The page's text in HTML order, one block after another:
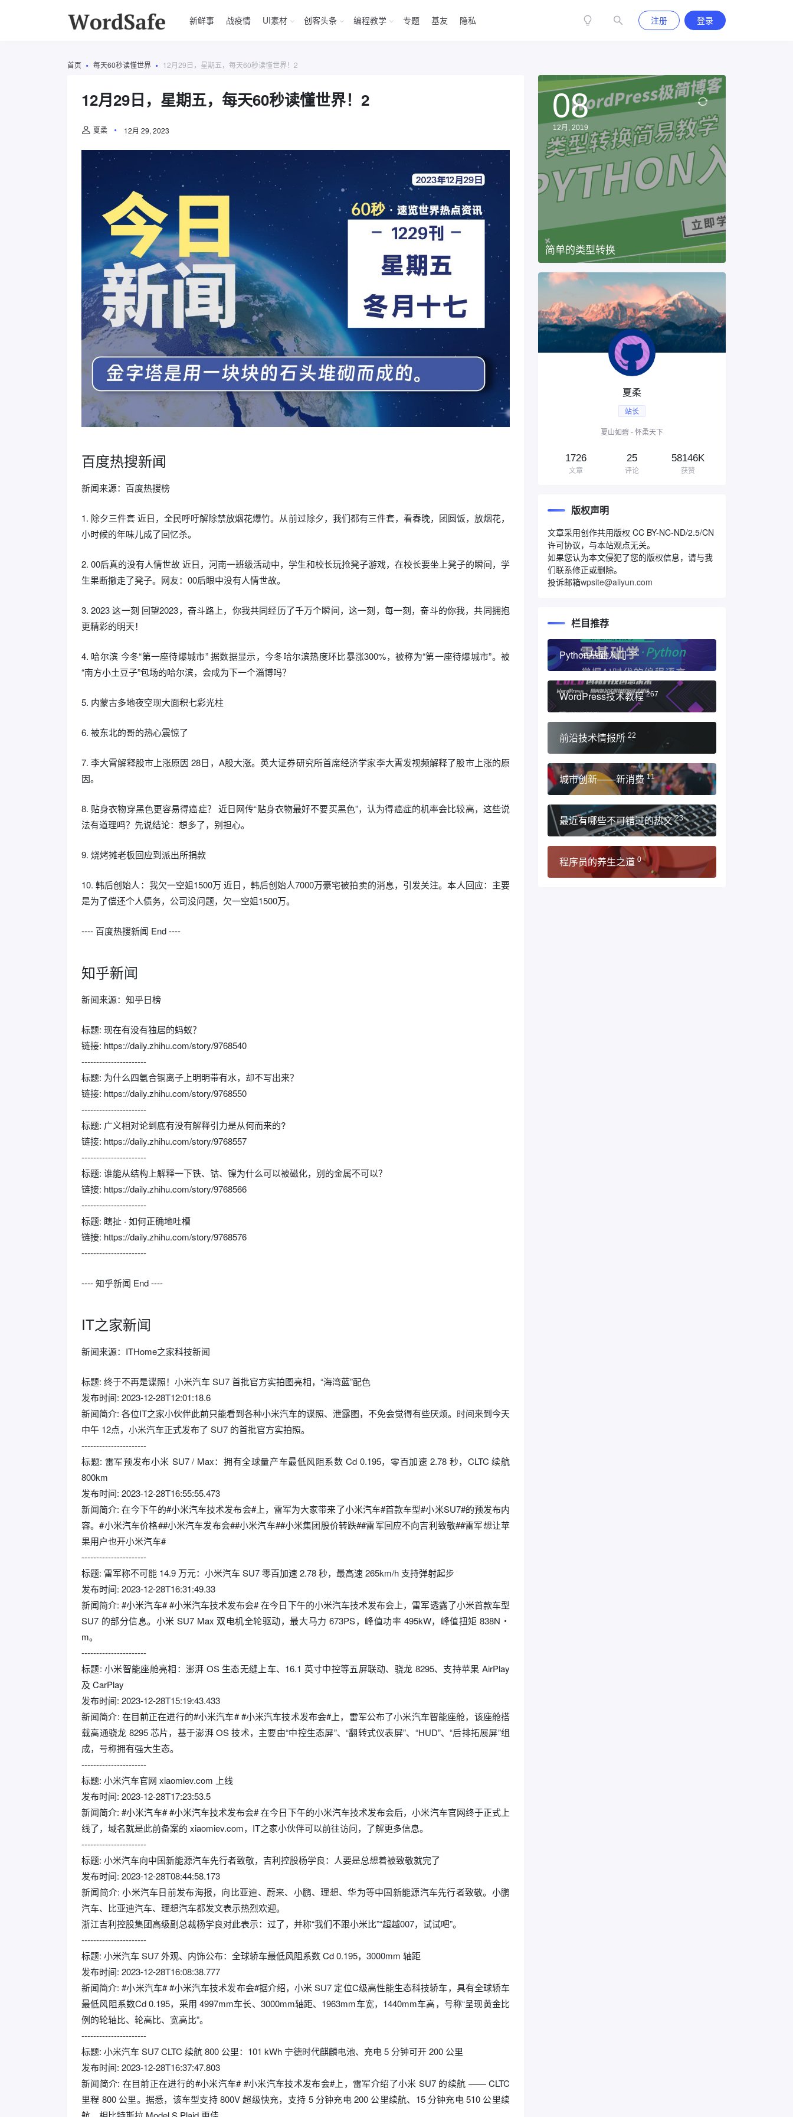
新鲜事 战疫情 UI素材 创客头条 编程教学 专题 基友 隐私 注册 登录
首页 每天60秒读懂世界 12月29日，星期五，每天60秒读懂世界！2
12月29日，星期五，每天60秒读懂世界！2
夏柔 12月 29, 2023
百度热搜新闻
新闻来源：百度热搜榜
1. 除夕三件套 近日，全民呼吁解除禁放烟花爆竹。从前过除夕，我们都有三件套，看春晚，团圆饭，放烟花，
小时候的年味儿成了回忆杀。
2. 00后真的没有人情世故 近日，河南一班级活动中，学生和校长玩抢凳子游戏，在校长要坐上凳子的瞬间，学
生果断撤走了凳子。网友：00后眼中没有人情世故。
3. 2023 这一刻 回望2023，奋斗路上，你我共同经历了千万个瞬间，这一刻，每一刻，奋斗的你我，共同拥抱
更精彩的明天！
4. 哈尔滨 今冬“第一座待爆城市” 据数据显示，今冬哈尔滨热度环比暴涨300%，被称为“第一座待爆城市”。被
“南方小土豆子”包场的哈尔滨，会成为下一个淄博吗？
5. 内蒙古多地夜空现大面积七彩光柱
6. 被东北的哥的热心震惊了
7. 李大霄解释股市上涨原因 28日，A股大涨。英大证券研究所首席经济学家李大霄发视频解释了股市上涨的原
因。
8. 贴身衣物穿黑色更容易得癌症？ 近日网传“贴身衣物最好不要买黑色”，认为得癌症的机率会比较高，这些说
法有道理吗？先说结论：想多了，别担心。
9. 烧烤摊老板回应到派出所捐款
10. 韩后创始人：我欠一空姐1500万 近日，韩后创始人7000万豪宅被拍卖的消息，引发关注。本人回应：主要
是为了偿还个人债务，公司没问题，欠一空姐1500万。
---- 百度热搜新闻 End ----
知乎新闻
新闻来源：知乎日榜
标题: 现在有没有独居的蚂蚁？
链接: https://daily.zhihu.com/story/9768540
----------------------
标题: 为什么四氨合铜离子上明明带有水，却不写出来？
链接: https://daily.zhihu.com/story/9768550
----------------------
标题: 广义相对论到底有没有解释引力是从何而来的?
链接: https://daily.zhihu.com/story/9768557
----------------------
标题: 谁能从结构上解释一下铁、钴、镍为什么可以被磁化，别的金属不可以？
链接: https://daily.zhihu.com/story/9768566
----------------------
标题: 瞎扯 · 如何正确地吐槽
链接: https://daily.zhihu.com/story/9768576
----------------------
---- 知乎新闻 End ----
IT之家新闻
新闻来源：ITHome之家科技新闻
标题: 终于不再是谍照！小米汽车 SU7 首批官方实拍图亮相，“海湾蓝”配色
发布时间: 2023-12-28T12:01:18.6
新闻简介: 各位IT之家小伙伴此前只能看到各种小米汽车的谍照、泄露图，不免会觉得有些厌烦。时间来到今天
中午 12点，小米汽车正式发布了 SU7 的首批官方实拍照。
----------------------
标题: 雷军预发布小米 SU7 / Max：拥有全球量产车最低风阻系数 Cd 0.195，零百加速 2.78 秒，CLTC 续航
800km
发布时间: 2023-12-28T16:55:55.473
新闻简介: 在今下午的#小米汽车技术发布会#上，雷军为大家带来了小米汽车#首款车型#小米SU7#的预发布内
容。#小米汽车价格##小米汽车发布会##小米汽车##小米集团股价转跌##雷军回应不向吉利致敬##雷军想让苹
果用户也开小米汽车#
----------------------
标题: 雷军称不可能 14.9 万元：小米汽车 SU7 零百加速 2.78 秒，最高速 265km/h 支持弹射起步
发布时间: 2023-12-28T16:31:49.33
新闻简介: #小米汽车# #小米汽车技术发布会# 在今日下午的小米汽车技术发布会上，雷军透露了小米首款车型
SU7 的部分信息。小米 SU7 Max 双电机全轮驱动，最大马力 673PS，峰值功率 495kW，峰值扭矩 838N・
m。
----------------------
标题: 小米智能座舱亮相：澎湃 OS 生态无缝上车、16.1 英寸中控等五屏联动、骁龙 8295、支持苹果 AirPlay
及 CarPlay
发布时间: 2023-12-28T15:19:43.433
新闻简介: 在目前正在进行的#小米汽车# #小米汽车技术发布会#上，雷军公布了小米汽车智能座舱，该座舱搭
载高通骁龙 8295 芯片，基于澎湃 OS 技术，主要由“中控生态屏”、“翻转式仪表屏”、“HUD”、“后排拓展屏”组
成，号称拥有强大生态。
----------------------
标题: 小米汽车官网 xiaomiev.com 上线
发布时间: 2023-12-28T17:23:53.5
新闻简介: #小米汽车# #小米汽车技术发布会# 在今日下午的小米汽车技术发布会后，小米汽车官网终于正式上
线了，域名就是此前备案的 xiaomiev.com，IT之家小伙伴可以前往访问，了解更多信息。
----------------------
标题: 小米汽车向中国新能源汽车先行者致敬，吉利控股杨学良：人要是总想着被致敬就完了
发布时间: 2023-12-28T08:44:58.173
新闻简介: 小米汽车日前发布海报，向比亚迪、蔚来、小鹏、理想、华为等中国新能源汽车先行者致敬。小鹏
汽车、比亚迪汽车、理想汽车都发文表示热烈欢迎。
浙江吉利控股集团高级副总裁杨学良对此表示：过了，并称“我们不跟小米比”“超越007，试试吧”。
----------------------
标题: 小米汽车 SU7 外观、内饰公布：全球轿车最低风阻系数 Cd 0.195，3000mm 轴距
发布时间: 2023-12-28T16:08:38.777
新闻简介: #小米汽车# #小米汽车技术发布会#据介绍，小米 SU7 定位C级高性能生态科技轿车，具有全球轿车
最低风阻系数Cd 0.195，采用 4997mm车长、3000mm轴距、1963mm车宽，1440mm车高，号称“呈现黄金比
例的轮轴比、轮高比、宽高比”。
----------------------
标题: 小米汽车 SU7 CLTC 续航 800 公里：101 kWh 宁德时代麒麟电池、充电 5 分钟可开 200 公里
发布时间: 2023-12-28T16:37:47.803
新闻简介: 在目前正在进行的#小米汽车# #小米汽车技术发布会#上，雷军介绍了小米 SU7 的续航 —— CLTC
里程 800 公里。据悉，该车型支持 800V 超级快充，支持 5 分钟充电 200 公里续航、15 分钟充电 510 公里续
08
12月, 2019
简单的类型转换
夏柔
站长
夏山如碧 - 怀柔天下
1726
文章
25
评论
58146K
获赞
版权声明
文章采用创作共用版权 CC BY-NC-ND/2.5/CN
许可协议，与本站观点无关。
如果您认为本文侵犯了您的版权信息，请与我
们联系修正或删除。
投诉邮箱wpsite@aliyun.com
栏目推荐
Python基础入门 33
WordPress技术教程 267
前沿技术情报所 22
城市创新——新消费 11
最近有哪些不可错过的热文 23
程序员的养生之道 0